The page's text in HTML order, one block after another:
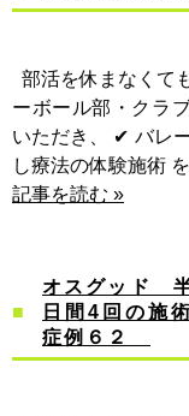
部活を休まなくて
ーボール部・クラ
いただき、 ✔︎ バレ
し療法の体験施術
記事を読む »
オスグッド
日間4回の施
症例６２